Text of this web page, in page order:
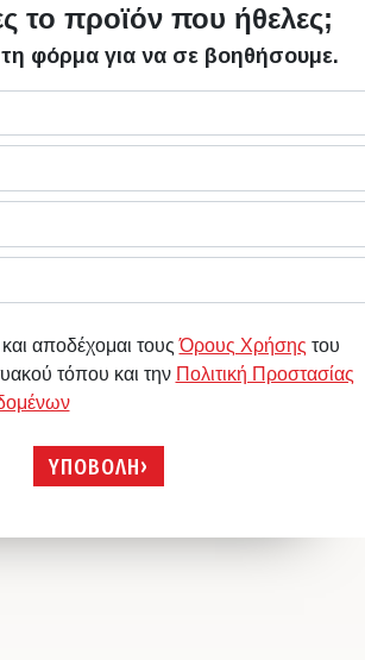
το προϊόν που ήθελες;
φόρμα για να σε βοηθήσουμε.
αποδέχομαι τουςΌρους Χρήσης του
τόπου και την Πολιτική Προστασίας
ΥΠΟΒΟΛΗ